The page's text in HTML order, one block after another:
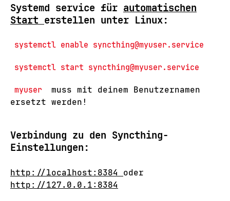
Systemd service für automatischen
Start erstellen unter Linux:
systemctl enable syncthing@myuser.service
systemctl start syncthing@myuser.service
myuser
muss mit deinem Benutzernamen
ersetzt werden!
Verbindung zu den Syncthing-
Einstellungen:
http://localhost:8384 oder
http://127.0.0.1:8384